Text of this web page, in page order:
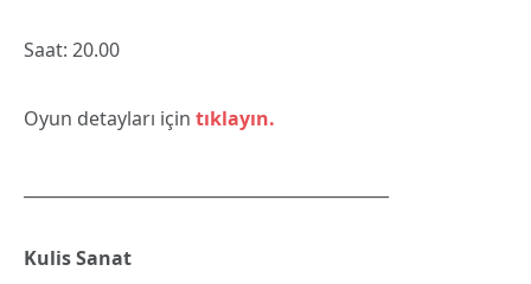
Saat: 20.00
Oyun detayları için tıklayın.
Kulis Sanat